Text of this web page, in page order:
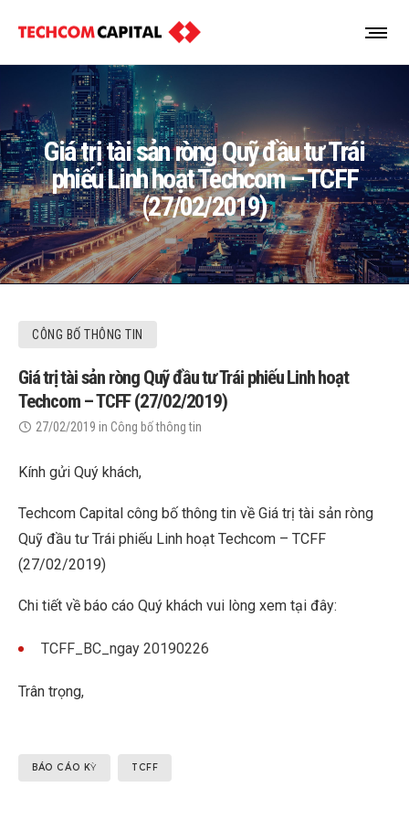
Giá trị tài sản ròng Quỹ đầu tư Trái
phiếu Linh hoạt Techcom – TCFF
(27/02/2019)
CÔNG BỐ THÔNG TIN
Giá trị tài sản ròng Quỹ đầu tư Trái phiếu Linh hoạt
Techcom – TCFF (27/02/2019)
27/02/2019 in Công bố thông tin
Kính gửi Quý khách,
Techcom Capital công bố thông tin về Giá trị tài sản ròng
Quỹ đầu tư Trái phiếu Linh hoạt Techcom – TCFF
(27/02/2019)
Chi tiết về báo cáo Quý khách vui lòng xem tại đây:
TCFF_BC_ngay 20190226
Trân trọng,
BÁO CÁO KỲ TCFF